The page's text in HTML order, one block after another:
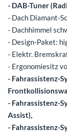
- DAB-Tuner
- Dach Diamant-
- Dachhimmel
- Design-Paket:
- Elektr.
- Ergonomiesitz
- Fahrassistenz-
- Fahrassistenz-
Assist),
- Fahrassistenz-